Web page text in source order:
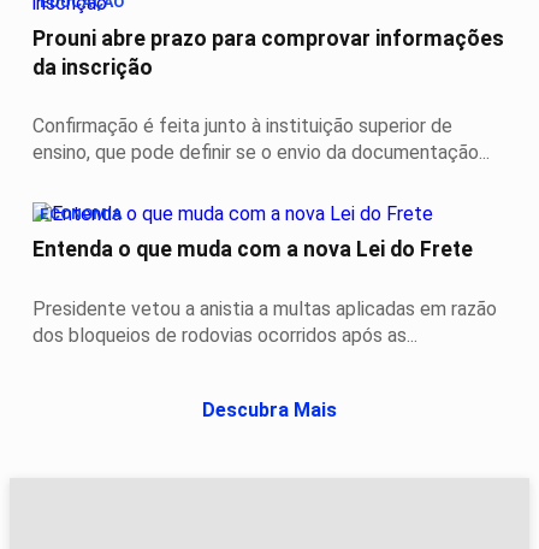
Prouni abre prazo para comprovar informações
da inscrição
Confirmação é feita junto à instituição superior de
ensino, que pode definir se o envio da documentação...
ECONOMIA
Entenda o que muda com a nova Lei do Frete
Presidente vetou a anistia a multas aplicadas em razão
dos bloqueios de rodovias ocorridos após as...
Descubra Mais